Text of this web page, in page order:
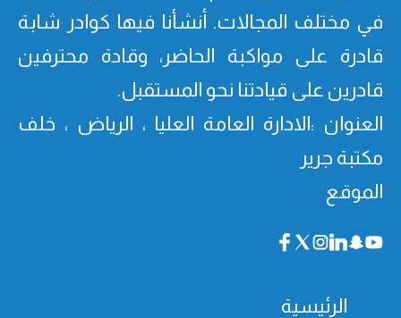
في مختلف المجالات. أنشأنا فیھا كوادر شابة
قادرة على مواكبة الحاضر، وقادة محترفین
قادرین على قیادتنا نحو المستقبل.
العنوان :الادارة العامة العليا ، الرياض ، خلف
مكتبة جرير
الموقع
الرئيسية